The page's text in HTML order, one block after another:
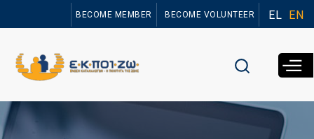
main
EL EN
BECOME MEMBER BECOME VOLUNTEER